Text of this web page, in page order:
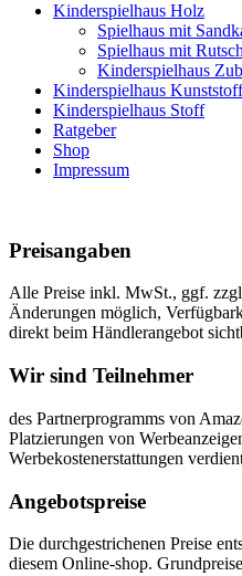
Kinderspielhaus Holz
Spielhaus mit
Spielhaus mit
Kinderspielhaus
Kinderspielhaus Kunststoff
Kinderspielhaus Stoff
Ratgeber
Shop
Impressum
Preisangaben
Alle Preise inkl. MwSt., ggf.
Änderungen möglich,
direkt beim Händlerangebot
Wir sind Teilnehmer
des Partnerprogramms von
Platzierungen von
Werbekostenerstattungen
Angebotspreise
Die durchgestrichenen Preise
diesem Online-shop.